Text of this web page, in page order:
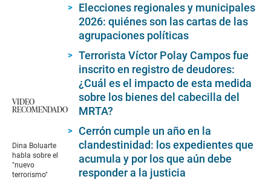
VIDEO
RECOMENDADO
Dina Boluarte
habla sobre el
"nuevo
terrorismo"
Elecciones regionales y municipales
2026: quiénes son las cartas de las
agrupaciones políticas
Terrorista Víctor Polay Campos fue
inscrito en registro de deudores:
¿Cuál es el impacto de esta medida
sobre los bienes del cabecilla del
MRTA?
Cerrón cumple un año en la
clandestinidad: los expedientes que
acumula y por los que aún debe
responder a la justicia